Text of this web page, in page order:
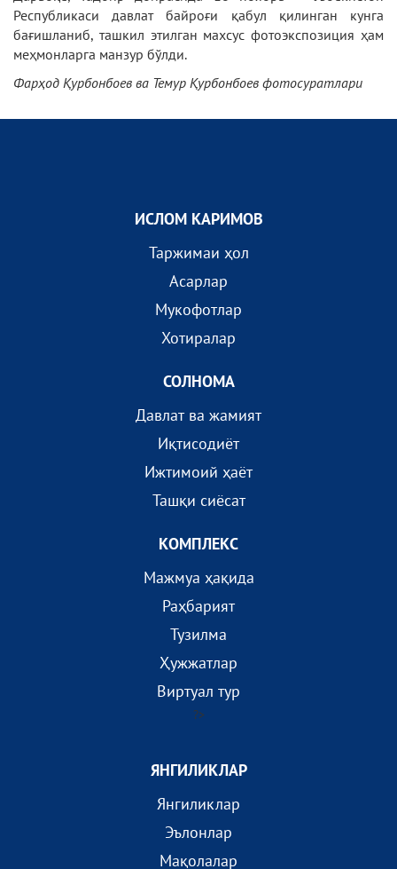
Республикаси давлат байроғи қабул қилинган кунга
бағишланиб, ташкил этилган махсус фотоэкспозиция ҳам
меҳмонларга манзур бўлди.
Фарҳод Қурбонбоев ва Темур Қурбонбоев фотосуратлари
ИСЛОМ КАРИМОВ
Таржимаи ҳол
Асарлар
Мукофотлар
Хотиралар
СОЛНОМА
Давлат ва жамият
Иқтисодиёт
Ижтимоий ҳаёт
Ташқи сиёсат
КОМПЛEКС
Мажмуа ҳақида
Раҳбарият
Тузилма
Ҳужжатлар
Виртуал тур
?>
ЯНГИЛИКЛАР
Янгиликлар
Эълонлар
Мақолалар